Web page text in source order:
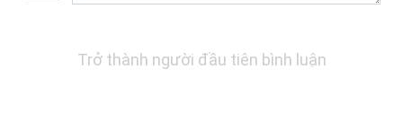
Trở thành người đầu tiên bình luận